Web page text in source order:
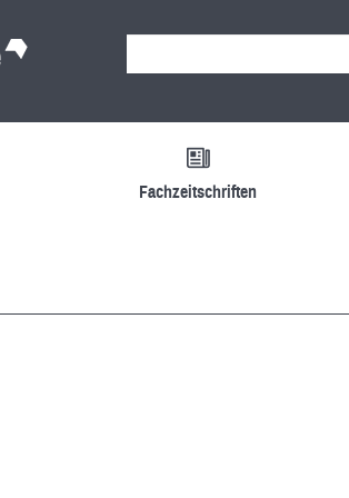
Fachzeitschriften